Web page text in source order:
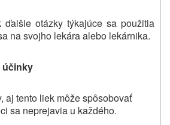
ďalšie otázky týkajúce sa použitia
na svojho lekára alebo lekárnika.
účinky
aj tento liek môže spôsobovať
sa neprejavia u každého.